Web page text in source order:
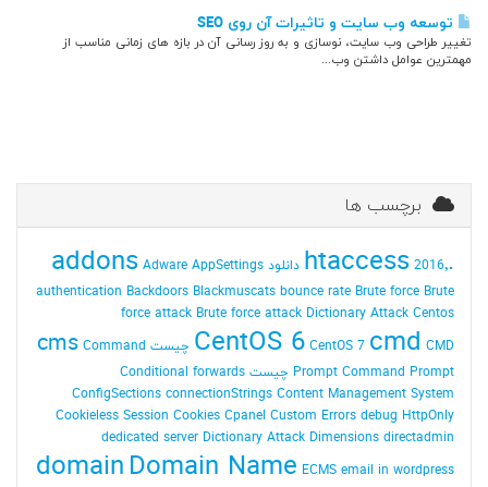
توسعه وب سایت و تاثیرات آن روی SEO
تغییر طراحی وب سایت، نوسازی و به روز رسانی آن در بازه های زمانی مناسب از
مهمترین عوامل داشتن وب...
برچسب ها
.htaccess2016٬ دانلود addons Adware AppSettings
authentication Backdoors Blackmuscats bounce rate Brute force Brute
force attack Brute force attack Dictionary Attack Centos
CentOS 6 CentOS 7 cmd CMD چیست cms Command
Prompt Command Prompt چیست
Conditional forwards
ConfigSections connectionStrings Content Management System
Cookieless Session Cookies Cpanel Custom Errors debug HttpOnly
dedicated server Dictionary Attack Dimensions directadmin
domain Domain Name ECMS email in wordpress